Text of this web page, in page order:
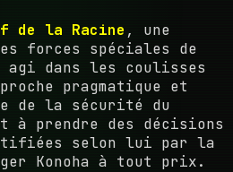
de la Racine , une
forces spéciales de
agi dans les coulisses
pragmatique et
de la sécurité du
prendre des décisions
selon lui par la
Konoha à tout prix.